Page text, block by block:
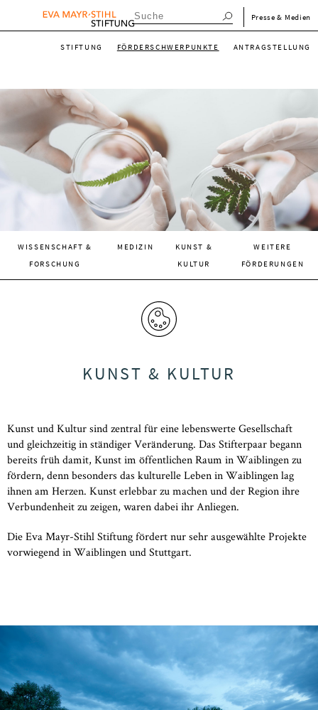
menu_meta_de
Presse & Medien
STIFTUNG FÖRDERSCHWERPUNKTE ANTRAGSTELLUNG
WISSENSCHAFT &
FORSCHUNG
MEDIZIN
KUNST &
KULTUR
WEITERE
FÖRDERUNGEN
KUNST & KULTUR
Kunst und Kultur sind zentral für eine lebenswerte Gesellschaft
und gleichzeitig in ständiger Veränderung. Das Stifterpaar begann
bereits früh damit, Kunst im öffentlichen Raum in Waiblingen zu
fördern, denn besonders das kulturelle Leben in Waiblingen lag
ihnen am Herzen. Kunst erlebbar zu machen und der Region ihre
Verbundenheit zu zeigen, waren dabei ihr Anliegen.
Die Eva Mayr-Stihl Stiftung fördert nur sehr ausgewählte Projekte
vorwiegend in Waiblingen und Stuttgart.